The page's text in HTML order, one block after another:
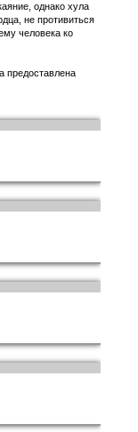
однако хула
не противиться
человека ко
предоставлена